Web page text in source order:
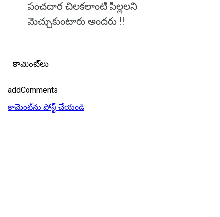
పంచదార చిలకలాంటి పిల్లలని
మెచ్చుకుంటారు అందరు !!
కామెంట్‌లు
addComments
కామెంట్‌ను పోస్ట్ చేయండి